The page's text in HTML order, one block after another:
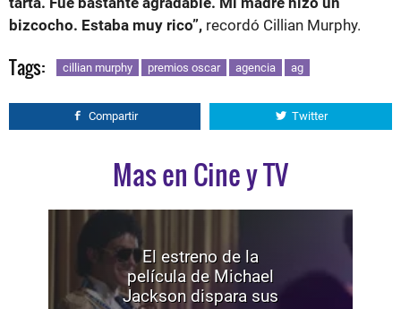
bizcocho. Estaba muy rico”, recordó Cillian Murphy.
Tags: cillian murphy premios oscar agencia ag
Compartir Twitter
Mas en Cine y TV
El estreno de la
película de Michael
Jackson dispara sus